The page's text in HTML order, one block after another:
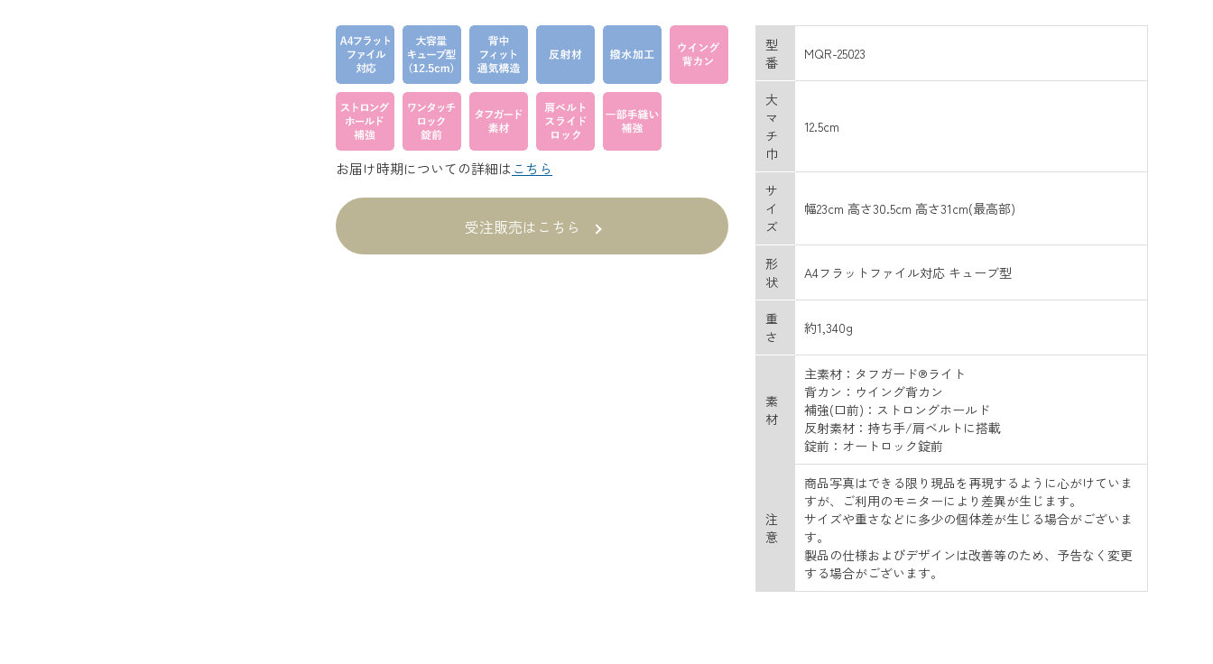
お届け時期についての詳細はこちら
受注販売はこちら
型
番
MQR-25023
大
マ
チ
巾
12.5cm
サ
イ
ズ
幅23cm 高さ30.5cm 高さ31cm(最高部)
形
状
A4フラットファイル対応 キューブ型
重
さ
約1,340g
素
材
主素材：タフガード®ライト
背カン：ウイング背カン
補強(口前)：ストロングホールド
反射素材：持ち手/肩ベルトに搭載
錠前：オートロック錠前
注
意
商品写真はできる限り現品を再現するように心がけていま
すが、ご利用のモニターにより差異が生じます。
サイズや重さなどに多少の個体差が生じる場合がございま
す。
製品の仕様およびデザインは改善等のため、予告なく変更
する場合がございます。